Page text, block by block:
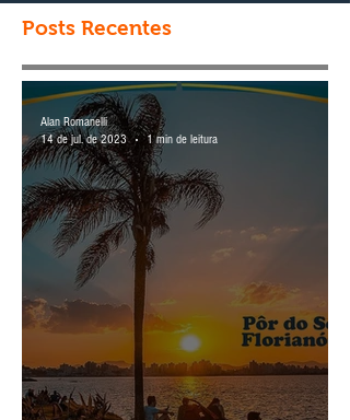
Posts Recentes
Alan Romanelli
14 de jul. de 2023
1 min de leitura